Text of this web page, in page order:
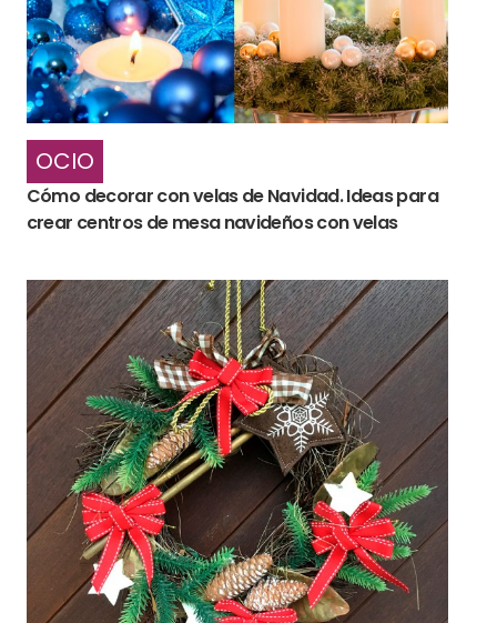
OCIO
Cómo decorar con velas de Navidad. Ideas para
crear centros de mesa navideños con velas